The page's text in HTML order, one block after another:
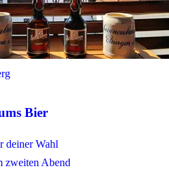
Bier
deiner Wahl
zweiten Abend